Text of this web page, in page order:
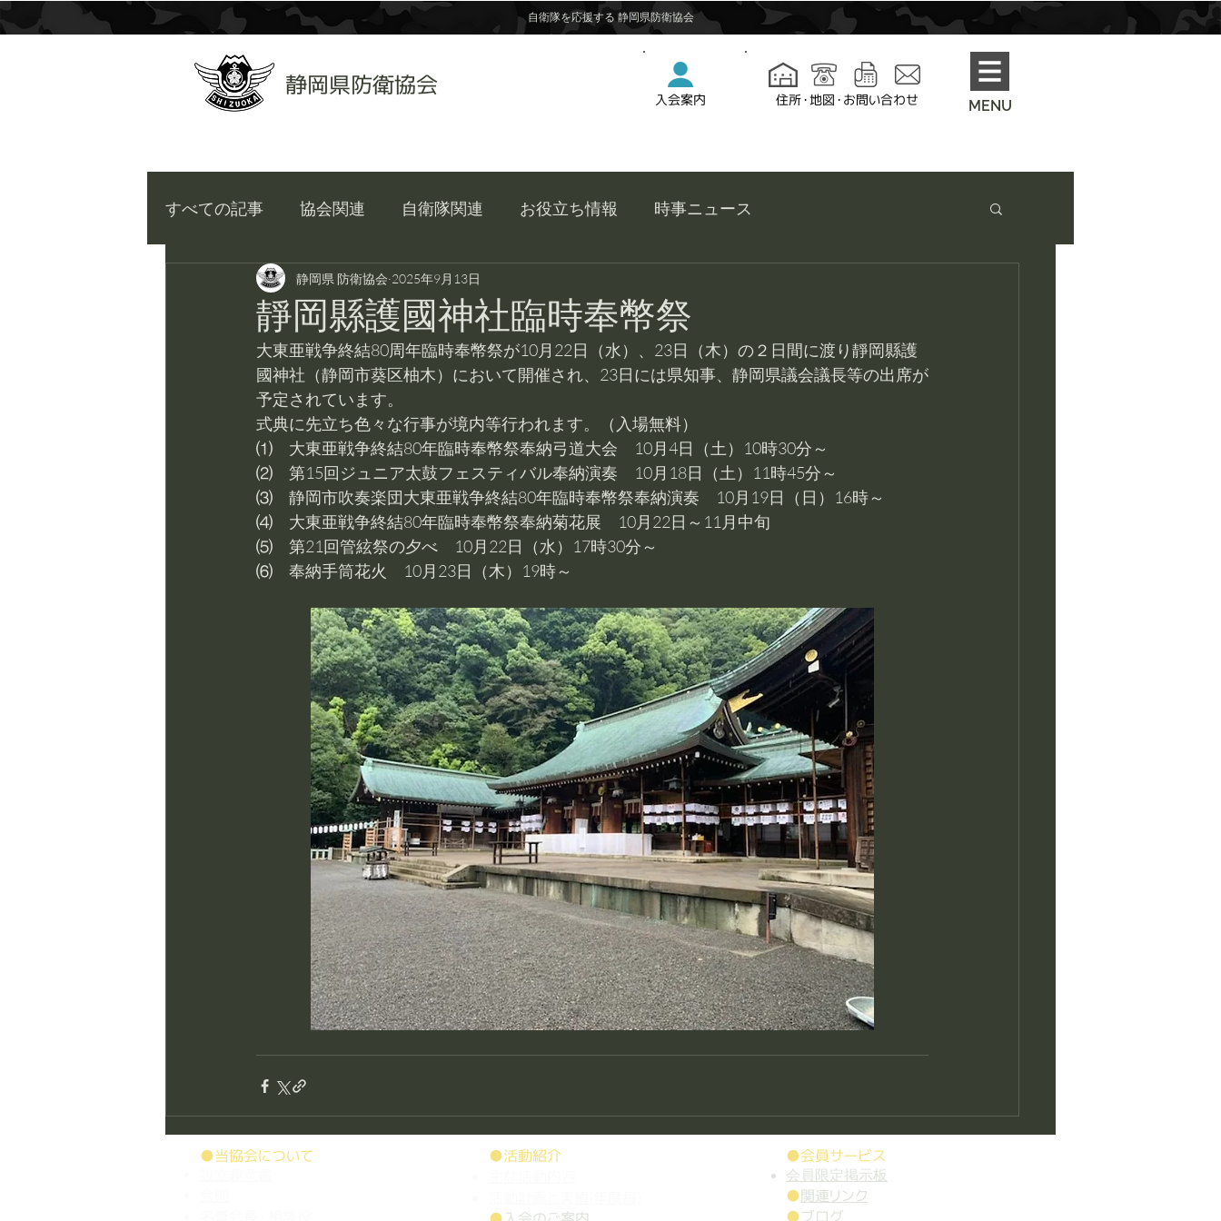
自衛隊を応援する 静岡県防衛協会
​静岡県防衛協会 入会案内 住所・地図・お問い合わせ MENU
すべての記事 協会関連 自衛隊関連 お役立ち情報 時事ニュース
靜岡縣護國神社臨時奉幣祭
静岡県 防衛協会 2025年9月13日
大東亜戦争終結80周年臨時奉幣祭が10月22日（水）、23日（木）の２日間に渡り靜岡縣護
國神社（静岡市葵区柚木）において開催され、23日には県知事、静岡県議会議長等の出席が
予定されています。
式典に先立ち色々な行事が境内等行われます。（入場無料）
⑴　大東亜戦争終結80年臨時奉幣祭奉納弓道大会　10月4日（土）10時30分～
⑵　第15回ジュニア太鼓フェスティバル奉納演奏　10月18日（土）11時45分～
⑶　静岡市吹奏楽団大東亜戦争終結80年臨時奉幣祭奉納演奏　10月19日（日）16時～
⑷　大東亜戦争終結80年臨時奉幣祭奉納菊花展　10月22日～11月中旬
⑸　第21回管絃祭の夕べ　10月22日（水）17時30分～
⑹　奉納手筒花火　10月23日（木）19時～
●当協会について
●活動紹介
●会員サービス
会員限定掲示板
●関連リンク
●ブログ